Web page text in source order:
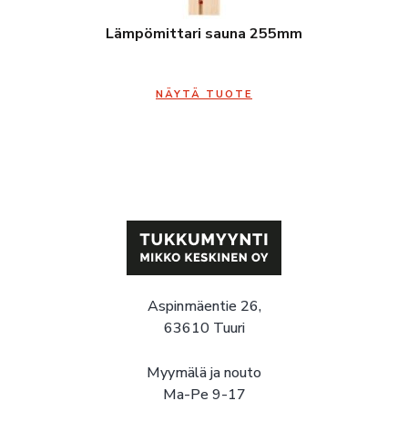
Lämpömittari sauna 255mm
NÄYTÄ TUOTE
Aspinmäentie 26,
63610 Tuuri
Myymälä ja nouto
Ma-Pe 9-17